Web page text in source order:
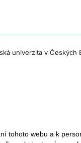
univerzita v Českých
tohoto webu a k